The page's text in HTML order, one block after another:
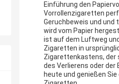
Einführung den
Vorrollenzigaretten
Geruchbeweis und und
wird vom Papier
ist auf dem Luftweg
Zigaretten in
Zigarettenkastens, der
des Verlierens oder der
heute und genießen